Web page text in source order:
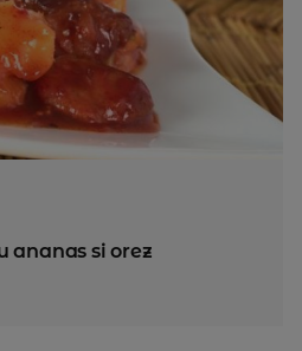
ananas si orez